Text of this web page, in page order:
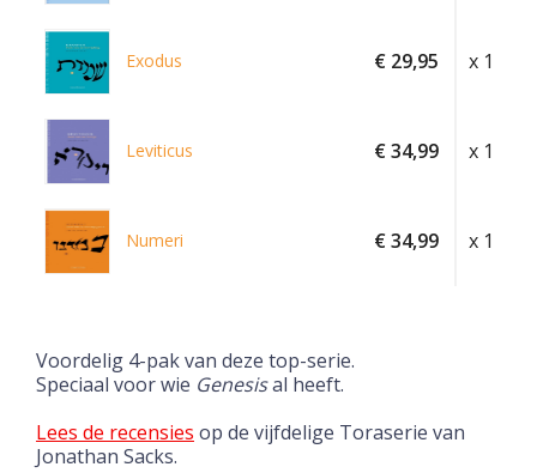
Exodus € 29,95 x 1
Leviticus € 34,99 x 1
Numeri € 34,99 x 1
Voordelig 4-pak van deze top-serie.
Speciaal voor wie Genesisal heeft.
Lees de recensies op de vijfdelige Toraserie van
Jonathan Sacks.